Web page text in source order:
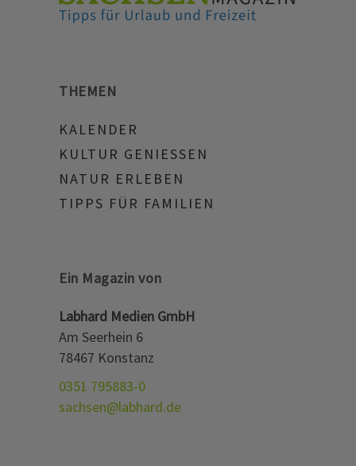
THEMEN
KALENDER
KULTUR GENIESSEN
NATUR ERLEBEN
TIPPS FÜR FAMILIEN
Ein Magazin von
Labhard Medien GmbH
Am Seerhein 6
78467 Konstanz
0351 795883-0
sachsen@labhard.de